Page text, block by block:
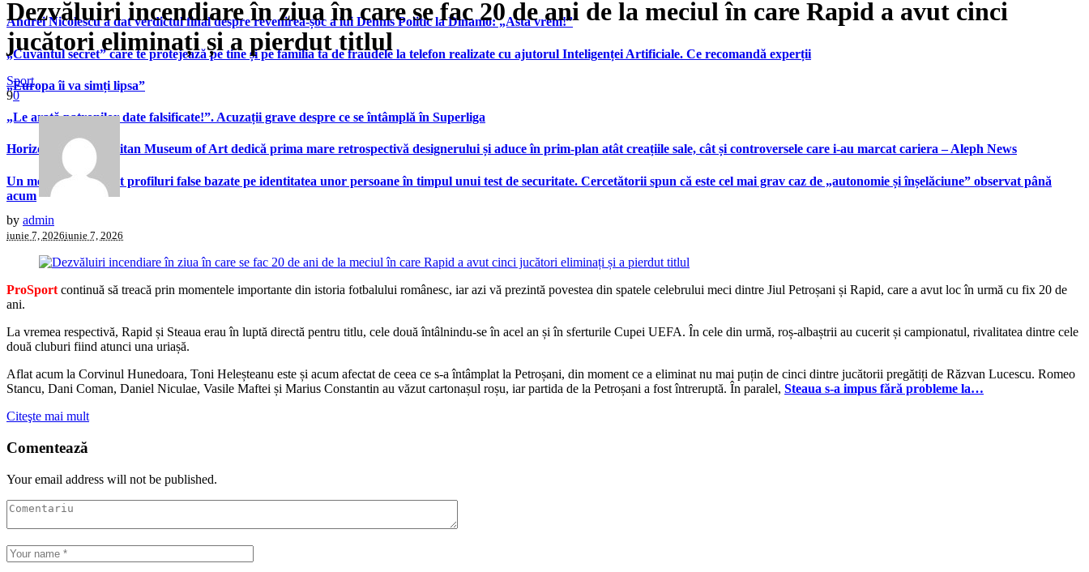
Andrei Nicolescu a dat verdictul final despre revenirea-șoc a lui Dennis Politic la Dinamo: „Asta vrem!”
„Cuvântul secret” care te protejează pe tine și pe familia ta de fraudele la telefon realizate cu ajutorul Inteligenței Artificiale. Ce recomandă experții
„Europa îi va simți lipsa”
„Le arată patronilor date falsificate!”. Acuzații grave despre ce se întâmplă în Superliga
Horizons”. Metropolitan Museum of Art dedică prima mare retrospectivă designerului și aduce în prim-plan atât creațiile sale, cât și controversele care i-au marcat cariera – Aleph News
Un model A.I. a creat profiluri false bazate pe identitatea unor persoane în timpul unui test de securitate. Cercetătorii spun că este cel mai grav caz de „autonomie și înșelăciune” observat până
acum
Dezvăluiri incendiare în ziua în care se fac 20 de ani de la meciul în care Rapid a avut cinci
jucători eliminați și a pierdut titlul
Sport
90
by admin
iunie 7, 2026iunie 7, 2026
ProSport continuă să treacă prin momentele importante din istoria fotbalului românesc, iar azi vă prezintă povestea din spatele celebrului meci dintre Jiul Petroșani și Rapid, care a avut loc în urmă cu fix 20 de
ani.
La vremea respectivă, Rapid și Steaua erau în luptă directă pentru titlu, cele două întâlnindu-se în acel an și în sferturile Cupei UEFA. În cele din urmă, roș-albaștrii au cucerit și campionatul, rivalitatea dintre cele
două cluburi fiind atunci una uriașă.
Aflat acum la Corvinul Hunedoara, Toni Heleșteanu este și acum afectat de ceea ce s-a întâmplat la Petroșani, din moment ce a eliminat nu mai puțin de cinci dintre jucătorii pregătiți de Răzvan Lucescu. Romeo
Stancu, Dani Coman, Daniel Niculae, Vasile Maftei și Marius Constantin au văzut cartonașul roșu, iar partida de la Petroșani a fost întreruptă. În paralel, Steaua s-a impus fără probleme la…
Citeşte mai mult
Comentează
Your email address will not be published.